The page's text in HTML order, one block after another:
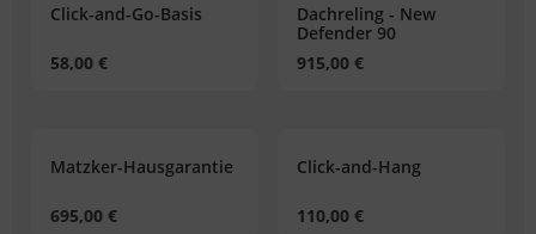
Click-and-Go-Basis
58,00 €
Dachreling - New
Defender 90
915,00 €
Matzker-Hausgarantie
695,00 €
Click-and-Hang
110,00 €